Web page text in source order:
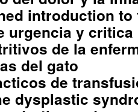
introduction
urgencia y
de la
del gato
de
dysplastic